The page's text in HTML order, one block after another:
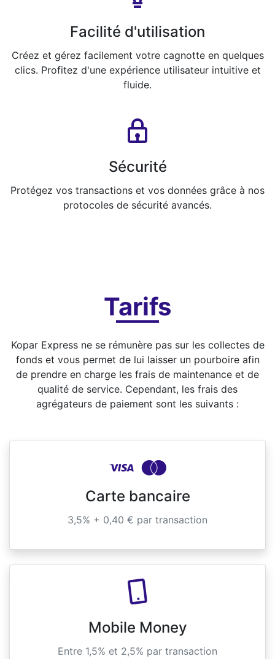
Facilité d'utilisation
Créez et gérez facilement votre cagnotte en quelques
clics. Profitez d'une expérience utilisateur intuitive et
fluide.
Sécurité
Protégez vos transactions et vos données grâce à nos
protocoles de sécurité avancés.
Tarifs
Kopar Express ne se rémunère pas sur les collectes de
fonds et vous permet de lui laisser un pourboire afin
de prendre en charge les frais de maintenance et de
qualité de service. Cependant, les frais des
agrégateurs de paiement sont les suivants :
Carte bancaire
3,5% + 0,40 € par transaction
Mobile Money
Entre 1,5% et 2,5% par transaction